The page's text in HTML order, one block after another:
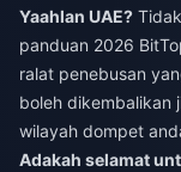
Yaahlan UAE?
panduan 2026
ralat penebusan
boleh dikembalikan
wilayah dompet
Adakah selamat